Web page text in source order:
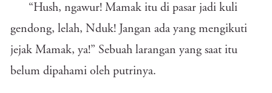
“Hush, ngawur! Mamak itu di pasar jadi kuli
gendong, lelah, Nduk! Jangan ada yang mengikuti
jejak Mamak, ya!” Sebuah larangan yang saat itu
belum dipahami oleh putrinya.